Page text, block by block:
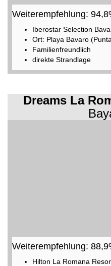
Weiterempfehlung:
Iberostar Selection
Ort: Playa Bavaro
Familienfreundlich
direkte Strandlage
Dreams La
Weiterempfehlung:
Hilton La Romana